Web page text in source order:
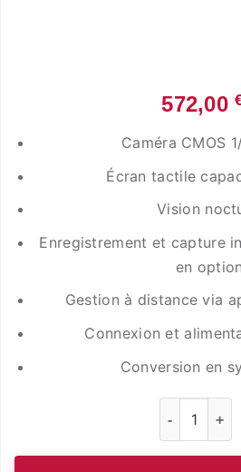
572,00
Caméra CMOS
Écran tactile
Vision
Enregistrement et capture
en
Gestion à distance via
Connexion et
Conversion en